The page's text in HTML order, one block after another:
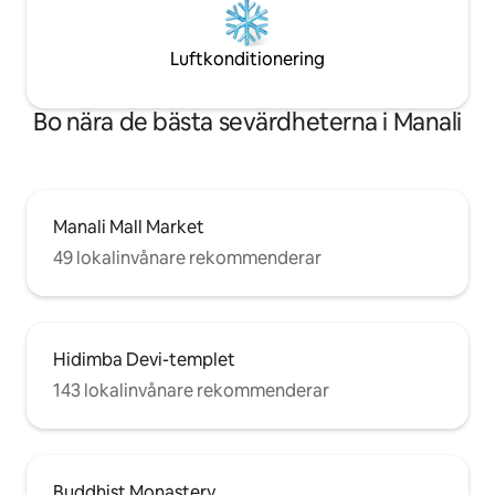
Luftkonditionering
Bo nära de bästa sevärdheterna i Manali
Manali Mall Market
49 lokalinvånare rekommenderar
Hidimba Devi-templet
143 lokalinvånare rekommenderar